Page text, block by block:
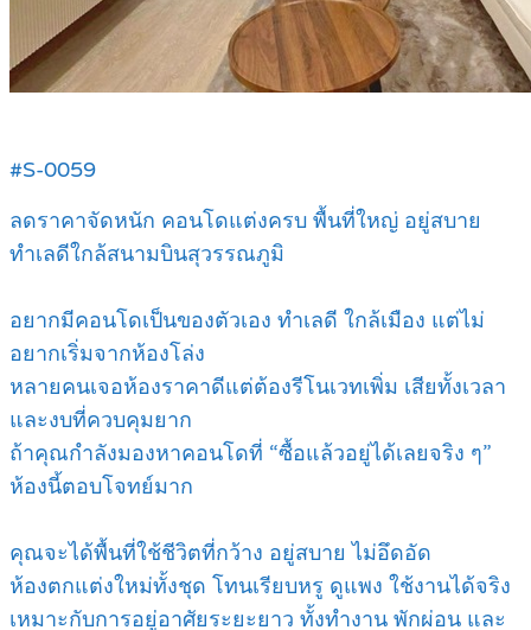
#S-0059
ลดราคาจัดหนัก คอนโดแต่งครบ พื้นที่ใหญ่ อยู่สบาย
ทำเลดีใกล้สนามบินสุวรรณภูมิ
อยากมีคอนโดเป็นของตัวเอง ทำเลดี ใกล้เมือง แต่ไม่
อยากเริ่มจากห้องโล่ง
หลายคนเจอห้องราคาดีแต่ต้องรีโนเวทเพิ่ม เสียทั้งเวลา
และงบที่ควบคุมยาก
ถ้าคุณกำลังมองหาคอนโดที่ “ซื้อแล้วอยู่ได้เลยจริง ๆ”
ห้องนี้ตอบโจทย์มาก
คุณจะได้พื้นที่ใช้ชีวิตที่กว้าง อยู่สบาย ไม่อึดอัด
ห้องตกแต่งใหม่ทั้งชุด โทนเรียบหรู ดูแพง ใช้งานได้จริง
เหมาะกับการอยู่อาศัยระยะยาว ทั้งทำงาน พักผ่อน และ